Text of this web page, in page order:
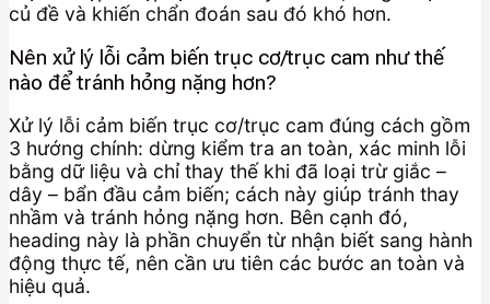
củ đề và khiến chẩn đoán sau đó khó hơn.
Nên xử lý lỗi cảm biến trục cơ/trục cam như thế
nào để tránh hỏng nặng hơn?
Xử lý lỗi cảm biến trục cơ/trục cam đúng cách gồm
3 hướng chính: dừng kiểm tra an toàn, xác minh lỗi
bằng dữ liệu và chỉ thay thế khi đã loại trừ giắc –
dây – bẩn đầu cảm biến; cách này giúp tránh thay
nhầm và tránh hỏng nặng hơn. Bên cạnh đó,
heading này là phần chuyển từ nhận biết sang hành
động thực tế, nên cần ưu tiên các bước an toàn và
hiệu quả.